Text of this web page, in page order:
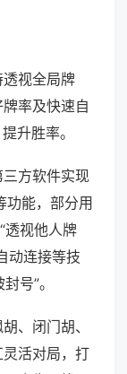
视全局牌
率及快速自
升胜率。
方软件实现
功能，部分用
透视他人牌
动连接等技
号”。
、闭门胡、
活对局，打